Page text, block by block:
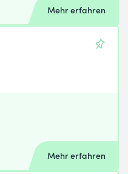
Mehr erfahren
Mehr erfahren